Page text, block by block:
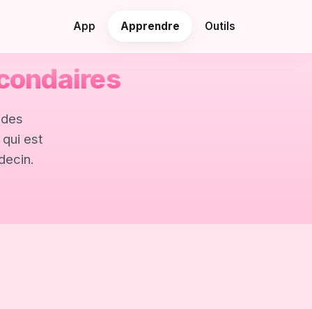
App Apprendre Outils
qui est